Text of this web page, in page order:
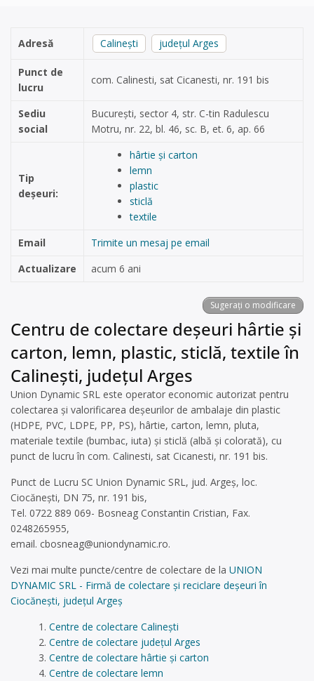
Adresă Calinești județul Arges
Punct de
lucru
com. Calinesti, sat Cicanesti, nr. 191 bis
Sediu
social
București, sector 4, str. C-tin Radulescu
Motru, nr. 22, bl. 46, sc. B, et. 6, ap. 66
Tip
deșeuri:
hârtie și carton
lemn
plastic
sticlă
textile
Email
Trimite un mesaj pe email
Actualizare
acum 6 ani
Sugerați o modificare
Centru de colectare deșeuri hârtie și
carton, lemn, plastic, sticlă, textile în
Calinești, județul Arges
Union Dynamic SRL este operator economic autorizat pentru
colectarea și valorificarea deșeurilor de ambalaje din plastic
(HDPE, PVC, LDPE, PP, PS), hârtie, carton, lemn, pluta,
materiale textile (bumbac, iuta) și sticlă (albă și colorată), cu
punct de lucru în com. Calinesti, sat Cicanesti, nr. 191 bis.
Punct de Lucru SC Union Dynamic SRL, jud. Argeș, loc.
Ciocănești, DN 75, nr. 191 bis,
Tel. 0722 889 069- Bosneag Constantin Cristian, Fax.
0248265955,
email. cbosneag@uniondynamic.ro.
Vezi mai multe puncte/centre de colectare de la UNION
DYNAMIC SRL - Firmă de colectare și reciclare deșeuri în
Ciocănești, județul Argeș
Centre de colectare Calinești
Centre de colectare județul Arges
Centre de colectare hârtie și carton
Centre de colectare lemn